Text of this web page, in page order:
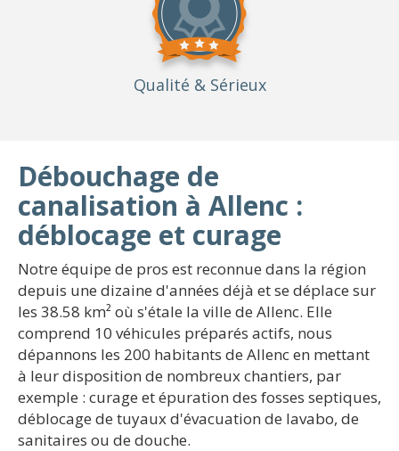
Qualité & Sérieux
Débouchage de
canalisation à Allenc :
déblocage et curage
Notre équipe de pros est reconnue dans la région
depuis une dizaine d'années déjà et se déplace sur
les 38.58 km² où s'étale la ville de Allenc. Elle
comprend 10 véhicules préparés actifs, nous
dépannons les 200 habitants de Allenc en mettant
à leur disposition de nombreux chantiers, par
exemple : curage et épuration des fosses septiques,
déblocage de tuyaux d'évacuation de lavabo, de
sanitaires ou de douche.